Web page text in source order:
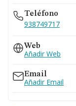
Teléfono
938749717
Web
Añadir Web
Email
Añadir Email